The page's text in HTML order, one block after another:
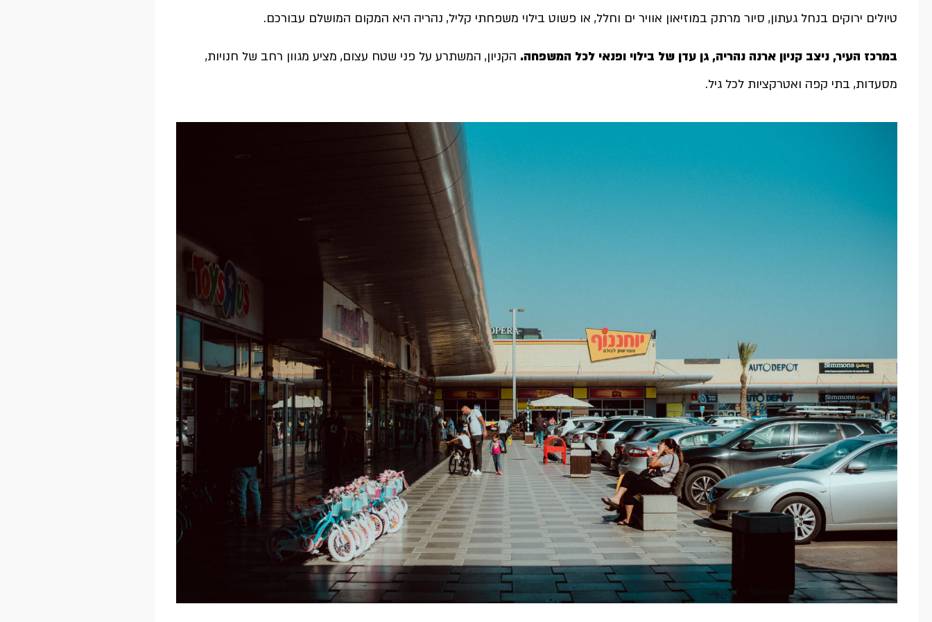
טיולים ירוקים בנחל געתון, סיור מרתק במוזיאון אוויר ים וחלל, או פשוט בילוי משפחתי קליל, נהריה היא המקום המושלם עבורכם.
במרכז העיר, ניצב קניון ארנה נהריה, גן עדן של בילוי ופנאי לכל המשפחה. הקניון, המשתרע על פני שטח עצום, מציע מגוון רחב של חנויות,
מסעדות, בתי קפה ואטרקציות לכל גיל.